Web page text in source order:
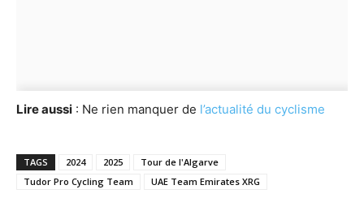
Lire aussi : Ne rien manquer de l’actualité du cyclisme
TAGS 2024 2025
Tour de l'Algarve
Tudor Pro Cycling Team
UAE Team Emirates XRG